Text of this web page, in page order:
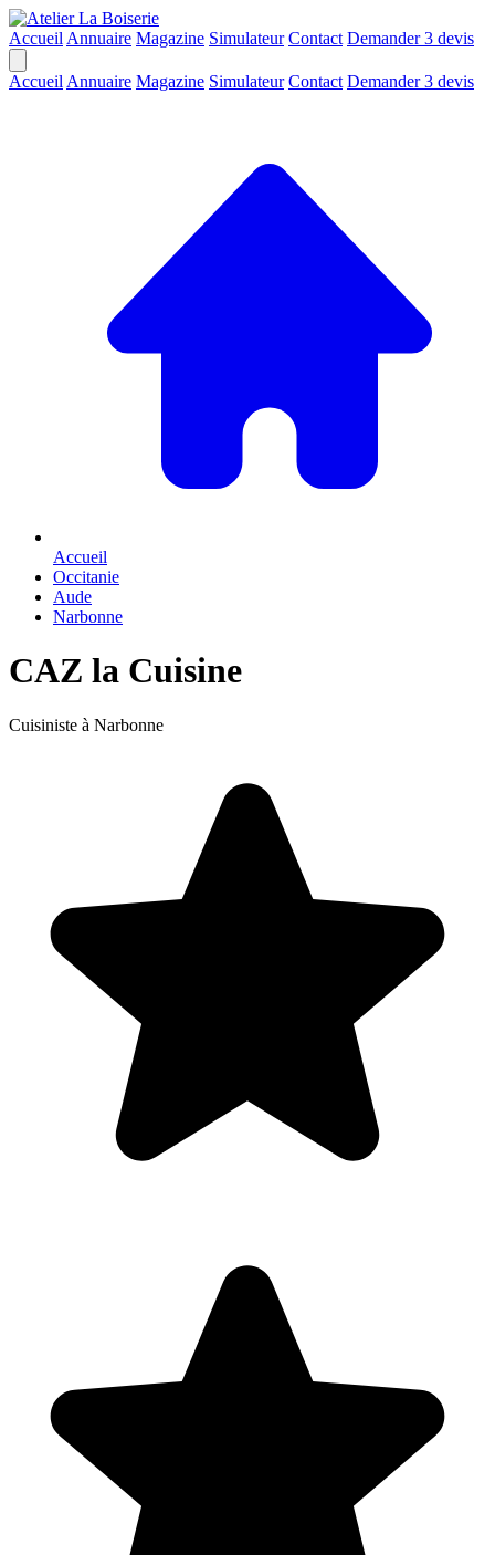
Accueil Annuaire Magazine Simulateur Contact Demander 3 devis
Accueil Annuaire Magazine Simulateur Contact Demander 3 devis
Accueil
Occitanie
Aude
Narbonne
CAZ la Cuisine
Cuisiniste à Narbonne